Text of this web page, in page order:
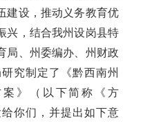
建设，推动义务教育优
兴，结合我州设岗县特
局、州委编办、州财政
究制定了《黔西南州
》（以下简称《方
你们，并提出如下意